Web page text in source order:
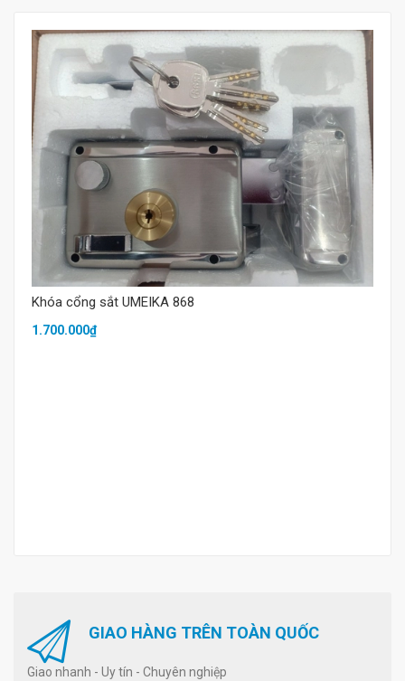
Mua hàng
Khóa cổng sắt UMEIKA 868
1.700.000₫
GIAO HÀNG TRÊN TOÀN QUỐC
Giao nhanh - Uy tín - Chuyên nghiệp